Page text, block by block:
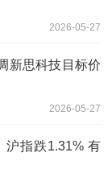
2026-05-27
新思科技目标价
2026-05-27
指跌1.31% 有